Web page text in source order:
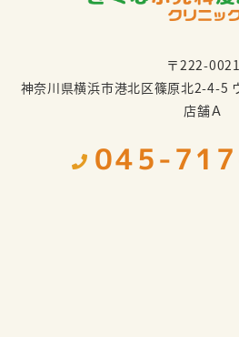
〒222-0021
神奈川県横浜市港北区篠原北2-4-5
店舗Ａ
045-